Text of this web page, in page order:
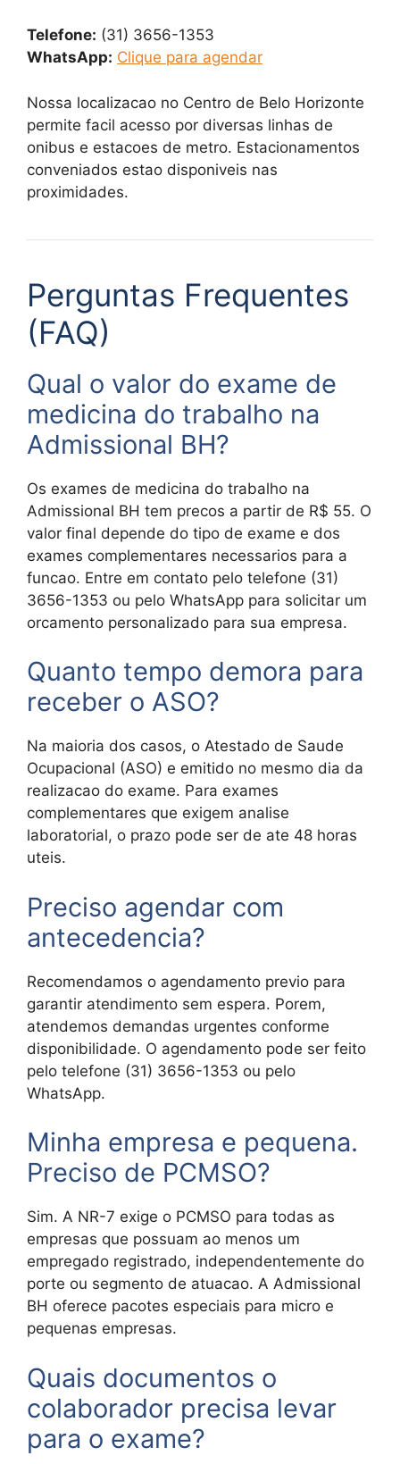
Telefone: (31) 3656-1353
WhatsApp: Clique para agendar
Nossa localizacao no Centro de Belo Horizonte
permite facil acesso por diversas linhas de
onibus e estacoes de metro. Estacionamentos
conveniados estao disponiveis nas
proximidades.
Perguntas Frequentes
(FAQ)
Qual o valor do exame de
medicina do trabalho na
Admissional BH?
Os exames de medicina do trabalho na
Admissional BH tem precos a partir de R$ 55. O
valor final depende do tipo de exame e dos
exames complementares necessarios para a
funcao. Entre em contato pelo telefone (31)
3656-1353 ou pelo WhatsApp para solicitar um
orcamento personalizado para sua empresa.
Quanto tempo demora para
receber o ASO?
Na maioria dos casos, o Atestado de Saude
Ocupacional (ASO) e emitido no mesmo dia da
realizacao do exame. Para exames
complementares que exigem analise
laboratorial, o prazo pode ser de ate 48 horas
uteis.
Preciso agendar com
antecedencia?
Recomendamos o agendamento previo para
garantir atendimento sem espera. Porem,
atendemos demandas urgentes conforme
disponibilidade. O agendamento pode ser feito
pelo telefone (31) 3656-1353 ou pelo
WhatsApp.
Minha empresa e pequena.
Preciso de PCMSO?
Sim. A NR-7 exige o PCMSO para todas as
empresas que possuam ao menos um
empregado registrado, independentemente do
porte ou segmento de atuacao. A Admissional
BH oferece pacotes especiais para micro e
pequenas empresas.
Quais documentos o
colaborador precisa levar
para o exame?